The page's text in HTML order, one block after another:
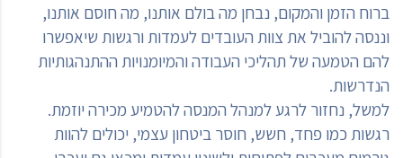
ברוח הזמן והמקום, נבחן מה בולם אותנו, מה חוסם אותנו,
וננסה להוביל את צוות העובדים לעמדות ורגשות שיאפשרו
להם הטמעה של תהליכי העבודה והמיומנויות ההתנהגותיות
הנדרשות.
למשל, נחזור לרגע למנהל המנסה להטמיע מכירה יוזמת.
רגשות כמו פחד, חשש, חוסר ביטחון עצמי, יכולים להוות